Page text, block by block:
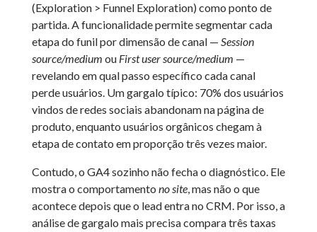
(Exploration > Funnel Exploration) como ponto de
partida. A funcionalidade permite segmentar cada
etapa do funil por dimensão de canal — Session
source/medium ou First user source/medium —
revelando em qual passo específico cada canal
perde usuários. Um gargalo típico: 70% dos usuários
vindos de redes sociais abandonam na página de
produto, enquanto usuários orgânicos chegam à
etapa de contato em proporção três vezes maior.
Contudo, o GA4 sozinho não fecha o diagnóstico. Ele
mostra o comportamento no site, mas não o que
acontece depois que o lead entra no CRM. Por isso, a
análise de gargalo mais precisa compara três taxas